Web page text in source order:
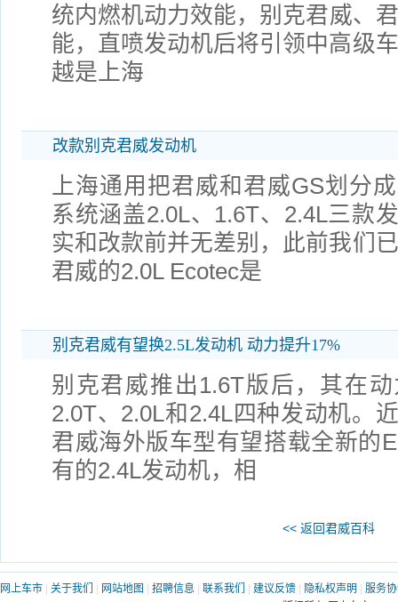
统内燃机动力效能，别克君威、
能，直喷发动机后将引领中高级
越是上海
改款别克君威发动机
上海通用把君威和君威GS划分
系统涵盖2.0L、1.6T、2.4L三款
实和改款前并无差别，此前我们
君威的2.0L Ecotec是
别克君威有望换2.5L发动机 动力提升17%
别克君威推出1.6T版后，其在
2.0T、2.0L和2.4L四种发动机。
君威海外版车型有望搭载全新的
有的2.4L发动机，相
<< 返回君威百科
网上车市 关于我们 网站地图 招聘信息 联系我们 建议反馈 隐私权声明
服务